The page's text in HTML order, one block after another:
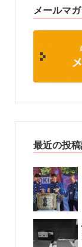
メールマ
最近の投